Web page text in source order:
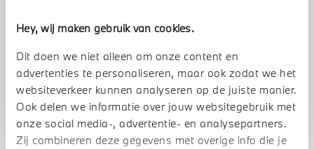
Hey, wij maken gebruik van cookies.
Dit doen we niet alleen om onze content en
advertenties te personaliseren, maar ook zodat we het
websiteverkeer kunnen analyseren op de juiste manier.
Ook delen we informatie over jouw websitegebruik met
onze social media-, advertentie- en analysepartners.
Zij combineren deze gegevens met overige info die je
Voorstel aanvragen
U vertelt meer over uw auto
We verrekenen de waarde van uw auto